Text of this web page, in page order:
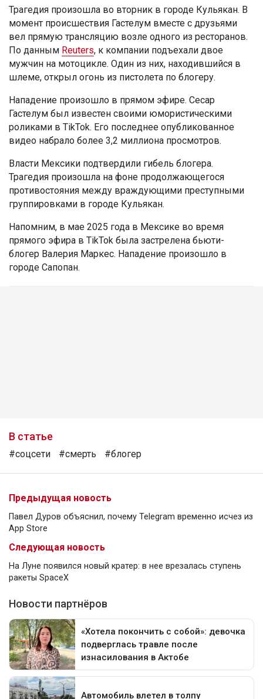
Трагедия произошла во вторник в городе Кульякан. В
момент происшествия Гастелум вместе с друзьями
вел прямую трансляцию возле одного из ресторанов.
По данным Reuters, к компании подъехали двое
мужчин на мотоцикле. Один из них, находившийся в
шлеме, открыл огонь из пистолета по блогеру.
Нападение произошло в прямом эфире. Сесар
Гастелум был известен своими юмористическими
роликами в TikTok. Его последнее опубликованное
видео набрало более 3,2 миллиона просмотров.
Власти Мексики подтвердили гибель блогера.
Трагедия произошла на фоне продолжающегося
противостояния между враждующими преступными
группировками в городе Кульякан.
Напомним, в мае 2025 года в Мексике во время
прямого эфира в TikTok была застрелена бьюти-
блогер Валерия Маркес. Нападение произошло в
городе Сапопан.
В статье
#соцсети #смерть #блогер
Предыдущая новость
Павел Дуров объяснил, почему Telegram временно исчез из
App Store
Следующая новость
На Луне появился новый кратер: в нее врезалась ступень
ракеты SpaceX